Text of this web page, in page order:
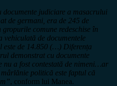
documente judiciare a masacrului
de germani, era de 245 de
comune redeschise în
vehiculată de documentele
este de 14.850 (…) Diferența
demonstrat cu documente
nu a fost contestată de nimeni…ar
politică este faptul că
, conform lui Manea.